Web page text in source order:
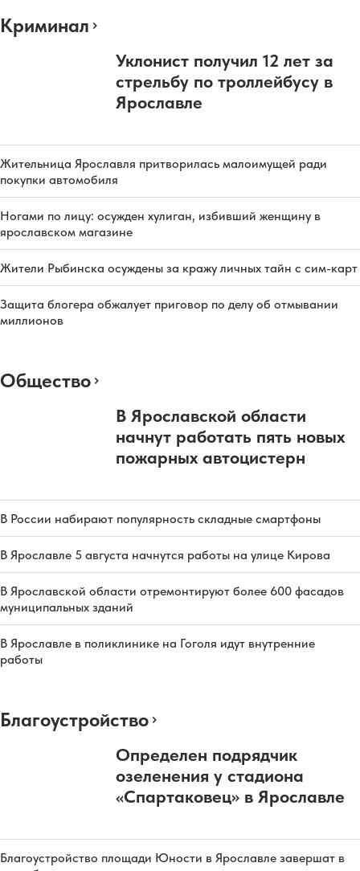
Криминал
Уклонист получил 12 лет за
стрельбу по троллейбусу в
Ярославле
Жительница Ярославля притворилась малоимущей ради
покупки автомобиля
Ногами по лицу: осужден хулиган, избивший женщину в
ярославском магазине
Жители Рыбинска осуждены за кражу личных тайн с сим-карт
Защита блогера обжалует приговор по делу об отмывании
миллионов
Общество
В Ярославской области
начнут работать пять новых
пожарных автоцистерн
В России набирают популярность складные смартфоны
В Ярославле 5 августа начнутся работы на улице Кирова
В Ярославской области отремонтируют более 600 фасадов
муниципальных зданий
В Ярославле в поликлинике на Гоголя идут внутренние
работы
Благоустройство
Определен подрядчик
озеленения у стадиона
«Спартаковец» в Ярославле
Благоустройство площади Юности в Ярославле завершат в